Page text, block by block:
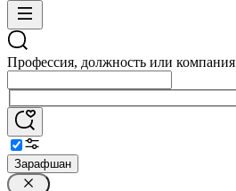
Профессия, должность или компания
Зарафшан